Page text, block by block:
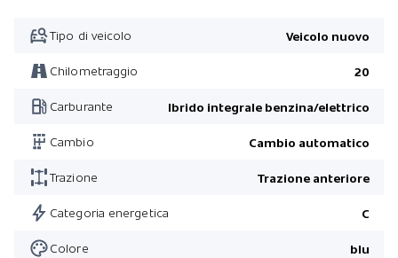
Tipo di veicolo Veicolo nuovo
Chilometraggio 20
Carburante Ibrido integrale benzina/elettrico
Cambio Cambio automatico
Trazione Trazione anteriore
Categoria energetica C
Colore blu